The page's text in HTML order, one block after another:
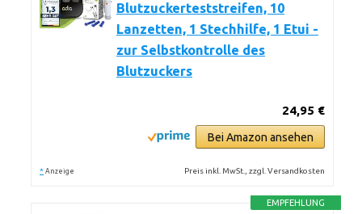
Blutzuckerteststreifen, 10
Lanzetten, 1 Stechhilfe, 1 Etui -
zur Selbstkontrolle des
Blutzuckers
24,95 €
Bei Amazon ansehen
* Anzeige Preis inkl. MwSt., zzgl. Versandkosten
EMPFEHLUNG